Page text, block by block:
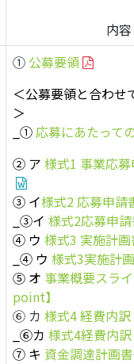
内容
① 公募要領
＜公募要領と合わせ
＞
_①応募にあたって
② ア 様式1 事業応
③ イ様式2 応募申請
_③イ 様式2応募申請
④ ウ 様式3 実施計画
_④ ウ 様式3実施計
⑤ オ 事業概要スラ
point】
⑥ カ 様式4 経費内訳
_⑥カ 様式4経費内訳
⑦ キ 資金調達計画書